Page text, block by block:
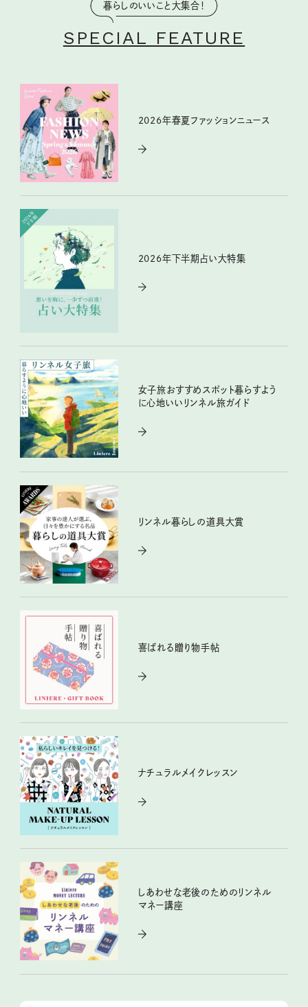
暮らしのいいこと大集合！
SPECIAL FEATURE
2026年春夏ファッションニュース
2026年下半期占い大特集
女子旅おすすめスポット暮らすよう
に心地いいリンネル旅ガイド
リンネル暮らしの道具大賞
喜ばれる贈り物手帖
ナチュラルメイクレッスン
しあわせな老後のためのリンネル
マネー講座